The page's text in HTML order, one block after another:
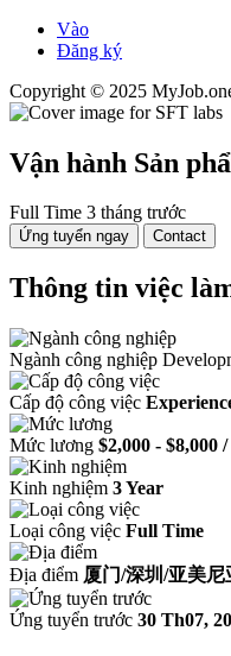
Vào
Đăng ký
Copyright © 2025
Vận hành Sản
Full Time 3 tháng trước
Ứng tuyển ngay Contact
Thông tin việc
Ngành công nghiệp
Cấp độ công việc
Mức lương $2,000 - $8,000
Kinh nghiệm 3 Year
Loại công việc Full Time
Địa điểm 厦门/深圳/亚美尼
Ứng tuyển trước 30 Th07,